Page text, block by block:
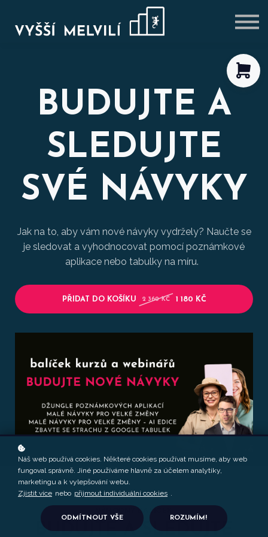
VÝHODNÉ BALÍČKY
BLOG
REGISTROVAT SE
BUDUJTE A
SLEDUJTE
SVÉ NÁVYKY
Jak na to, aby vám nové návyky vydržely? Naučte se
je sledovat a vyhodnocovat pomocí poznámkové
aplikace nebo tabulky na míru.
PŘIDAT DO KOŠÍKU 2 360 KČ 1 180 KČ
VÝHODNÝ BALÍČEK
BUDUJTE A SLEDUJTE
Náš web používá cookies. Některé cookies používat musíme, aby web
fungoval správně. Jiné používáme hlavně za účelem analytiky,
marketingu a k vylepšování webu.
Zjistit více nebo přijmout individuální cookies .
ODMÍTNOUT VŠE ROZUMÍM!